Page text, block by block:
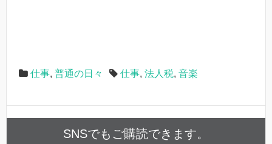
仕事, 普通の日々 仕事, 法人税, 音楽
SNSでもご購読できます。